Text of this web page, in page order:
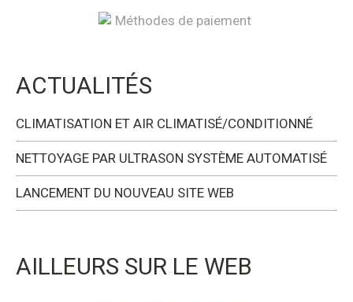
ACTUALITÉS
CLIMATISATION ET AIR CLIMATISÉ/CONDITIONNÉ
NETTOYAGE PAR ULTRASON SYSTÈME AUTOMATISÉ
LANCEMENT DU NOUVEAU SITE WEB
AILLEURS SUR LE WEB